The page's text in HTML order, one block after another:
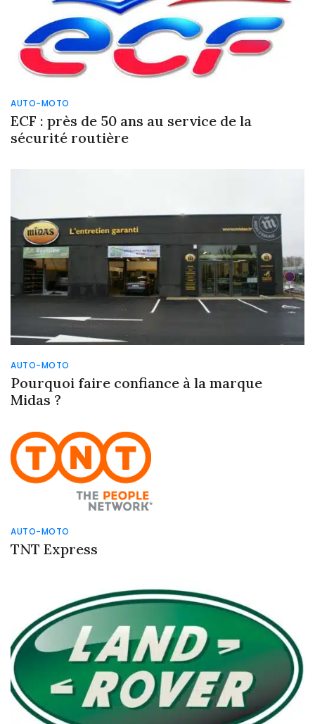
AUTO-MOTO
ECF : près de 50 ans au service de la
sécurité routière
AUTO-MOTO
Pourquoi faire confiance à la marque
Midas ?
AUTO-MOTO
TNT Express